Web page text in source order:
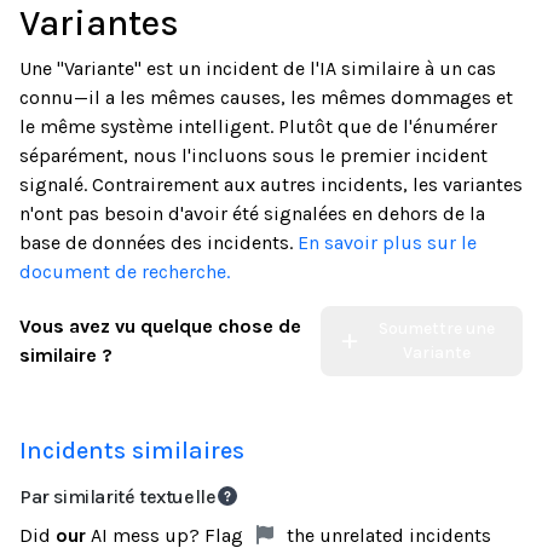
Variantes
Une "Variante" est un incident de l'IA similaire à un cas
connu—il a les mêmes causes, les mêmes dommages et
le même système intelligent. Plutôt que de l'énumérer
séparément, nous l'incluons sous le premier incident
signalé. Contrairement aux autres incidents, les variantes
n'ont pas besoin d'avoir été signalées en dehors de la
base de données des incidents. En savoir plus sur le
document de recherche.
Vous avez vu quelque chose de
similaire ?
Incidents similaires
Par similarité textuelle
Did our AI mess up? Flag the unrelated incidents